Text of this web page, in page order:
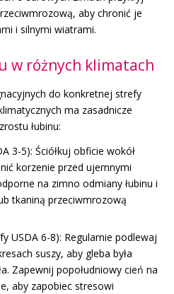
aby chronić je
i silnymi wiatrami.
w różnych klimatach
do konkretnej strefy
ma zasadnicze
łubinu:
3-5): Ściółkuj obficie wokół
korzenie przed ujemnymi
na zimno odmiany łubinu i
tkaniną przeciwmrozową
USDA 6-8): Regularnie podlewaj
suszy, aby gleba była
Zapewnij popołudniowy cień na
aby zapobiec stresowi